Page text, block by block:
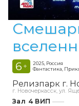
6 +
2025, Россия
Фантастика,
Релизпарк г.
г. Новочеркасск, ул.
Зал 4 ВИП